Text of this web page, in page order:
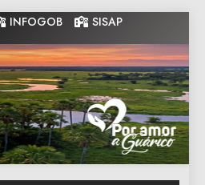
INFOGOB SISAP
Gobernacion
de Guarico
Gobernacion de Guarico